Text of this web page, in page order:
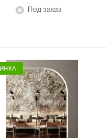
Под заказ